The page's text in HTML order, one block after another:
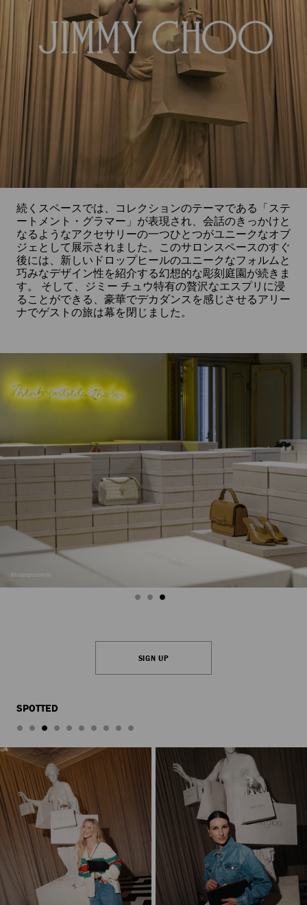
続くスペースでは、コレクションのテーマである「ステ
ートメント・グラマー」が表現され、会話のきっかけと
なるようなアクセサリーの一つひとつがユニークなオブ
ジェとして展示されました。このサロンスペースのすぐ
後には、新しいドロップヒールのユニークなフォルムと
巧みなデザイン性を紹介する幻想的な彫刻庭園が続きま
す。 そして、ジミー チュウ特有の贅沢なエスプリに浸
ることができる、豪華でデカダンスを感じさせるアリー
ナでゲストの旅は幕を閉じました。
SIGN UP
SPOTTED